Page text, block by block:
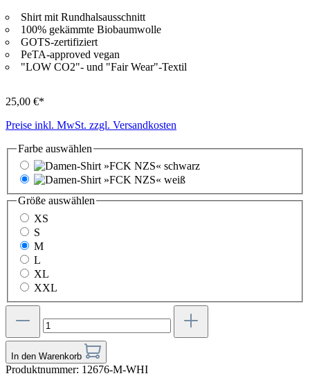
Shirt mit Rundhalsausschnitt
100% gekämmte Biobaumwolle
GOTS-zertifiziert
PeTA-approved vegan
"LOW CO2"- und "Fair Wear"-Textil
25,00 €*
Preise inkl. MwSt. zzgl. Versandkosten
Farbe auswählen
schwarz
weiß
Größe auswählen
XS
S
M
L
XL
XXL
In den Warenkorb
Produktnummer: 12676-M-WHI